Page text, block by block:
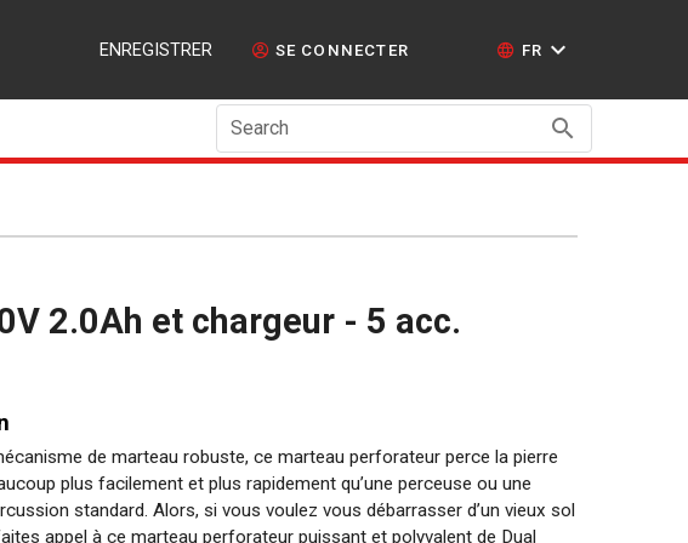
ENREGISTRER SE CONNECTER FR
Search
2.0Ah et chargeur - 5 acc.
de marteau robuste, ce marteau perforateur perce la pierre
plus facilement et plus rapidement qu’une perceuse ou une
standard. Alors, si vous voulez vous débarrasser d’un vieux sol
appel à ce marteau perforateur puissant et polyvalent de Dual